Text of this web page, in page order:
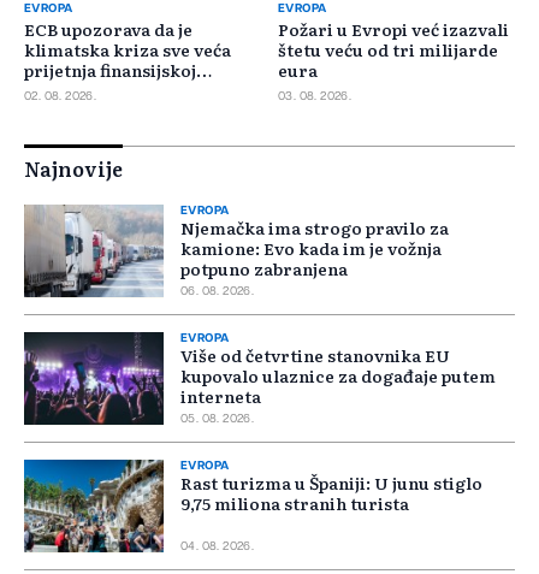
EVROPA
ECB upozorava da je
klimatska kriza sve veća
prijetnja finansijskoj
stabilnosti
02. 08. 2026.
EVROPA
Požari u Evropi već izazvali
štetu veću od tri milijarde
eura
03. 08. 2026.
Najnovije
EVROPA
Njemačka ima strogo pravilo za
kamione: Evo kada im je vožnja
potpuno zabranjena
06. 08. 2026.
EVROPA
Više od četvrtine stanovnika EU
kupovalo ulaznice za događaje putem
interneta
05. 08. 2026.
EVROPA
Rast turizma u Španiji: U junu stiglo
9,75 miliona stranih turista
04. 08. 2026.